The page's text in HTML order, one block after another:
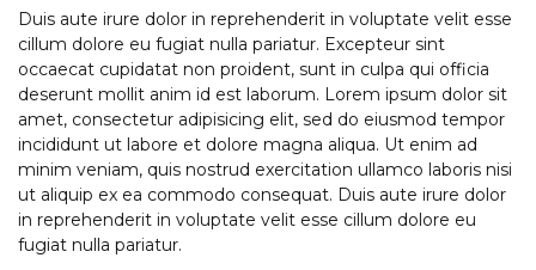
Duis aute irure dolor in reprehenderit in voluptate velit esse
cillum dolore eu fugiat nulla pariatur. Excepteur sint
occaecat cupidatat non proident, sunt in culpa qui officia
deserunt mollit anim id est laborum. Lorem ipsum dolor sit
amet, consectetur adipisicing elit, sed do eiusmod tempor
incididunt ut labore et dolore magna aliqua. Ut enim ad
minim veniam, quis nostrud exercitation ullamco laboris nisi
ut aliquip ex ea commodo consequat. Duis aute irure dolor
in reprehenderit in voluptate velit esse cillum dolore eu
fugiat nulla pariatur.